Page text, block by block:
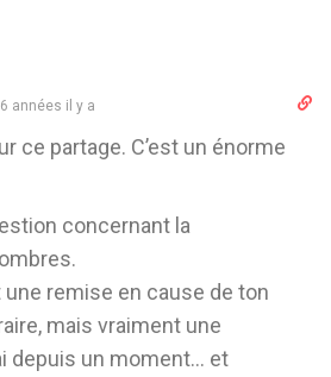
6 années il y a
ce partage. C’est un énorme
concernant la
une remise en cause de ton
mais vraiment une
depuis un moment… et